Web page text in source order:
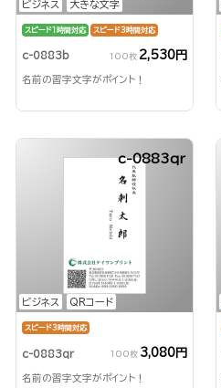
ビジネス 大きな文字
スピード1時間対応 スピード3時間対応
c-0883b 100枚 2,530円
名前の習字文字がポイント！
ビジネス QRコード
c-0883qr
スピード3時間対応
c-0883qr 100枚 3,080円
名前の習字文字がポイント！